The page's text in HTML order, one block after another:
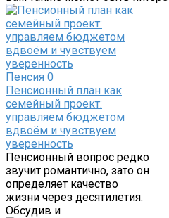
Пенсия 0
Пенсионный план как
семейный проект:
управляем бюджетом
вдвоём и чувствуем
уверенность
Пенсионный вопрос редко
звучит романтично, зато он
определяет качество
жизни через десятилетия.
Обсудив и